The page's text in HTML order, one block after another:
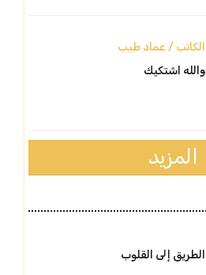
الكاتب / عماد طيب
والله اشتكيك
المزيد
الطريق إلى القلوب